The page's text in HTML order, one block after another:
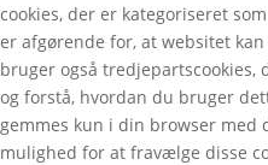
cookies, der er kategoriseret
er afgørende for, at websitet
bruger også
og forstå, hvordan du bruger
gemmes kun i din browser med
mulighed for at fravælge disse